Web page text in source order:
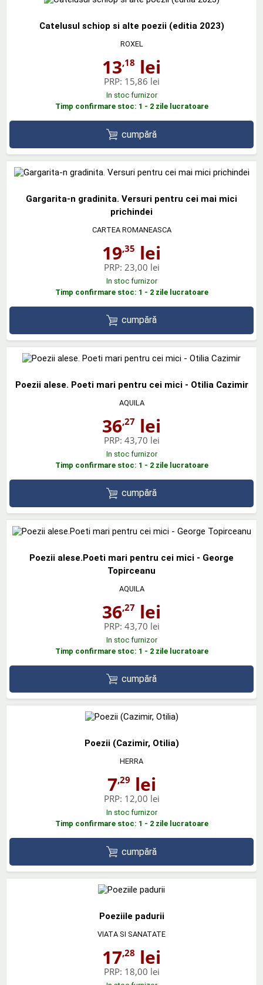
Catelusul schiop si alte poezii (editia 2023)
ROXEL
13,18 lei
PRP: 15,86 lei
In stoc furnizor
Timp confirmare stoc: 1 - 2 zile lucratoare
cumpără
Gargarita-n gradinita. Versuri pentru cei mai mici
prichindei
CARTEA ROMANEASCA
19,35 lei
PRP: 23,00 lei
In stoc furnizor
Timp confirmare stoc: 1 - 2 zile lucratoare
cumpără
Poezii alese. Poeti mari pentru cei mici - Otilia Cazimir
AQUILA
36,27 lei
PRP: 43,70 lei
In stoc furnizor
Timp confirmare stoc: 1 - 2 zile lucratoare
cumpără
Poezii alese.Poeti mari pentru cei mici - George
Topirceanu
AQUILA
36,27 lei
PRP: 43,70 lei
In stoc furnizor
Timp confirmare stoc: 1 - 2 zile lucratoare
cumpără
Poezii (Cazimir, Otilia)
HERRA
7,29 lei
PRP: 12,00 lei
In stoc furnizor
Timp confirmare stoc: 1 - 2 zile lucratoare
cumpără
Poeziile padurii
VIATA SI SANATATE
17,28 lei
PRP: 18,00 lei